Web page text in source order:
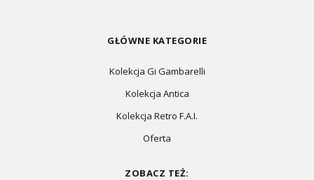
GŁÓWNE KATEGORIE
Kolekcja Gi Gambarelli
Kolekcja Antica
Kolekcja Retro F.A.I.
Oferta
ZOBACZ TEŻ: